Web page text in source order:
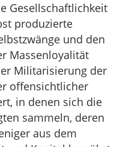
Gesellschaftlichkeit
produzierte
und den
Massenloyalität
Militarisierung der
offensichtlicher
in denen sich die
sammeln, deren
aus dem